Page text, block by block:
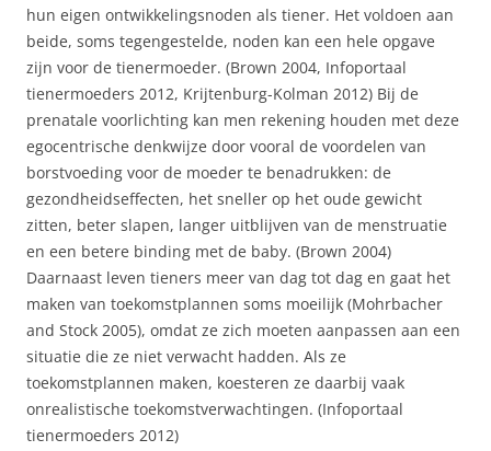
hun eigen ontwikkelingsnoden als tiener. Het voldoen aan
beide, soms tegengestelde, noden kan een hele opgave
zijn voor de tienermoeder. (Brown 2004, Infoportaal
tienermoeders 2012, Krijtenburg-Kolman 2012) Bij de
prenatale voorlichting kan men rekening houden met deze
egocentrische denkwijze door vooral de voordelen van
borstvoeding voor de moeder te benadrukken: de
gezondheidseffecten, het sneller op het oude gewicht
zitten, beter slapen, langer uitblijven van de menstruatie
en een betere binding met de baby. (Brown 2004)
Daarnaast leven tieners meer van dag tot dag en gaat het
maken van toekomstplannen soms moeilijk (Mohrbacher
and Stock 2005), omdat ze zich moeten aanpassen aan een
situatie die ze niet verwacht hadden. Als ze
toekomstplannen maken, koesteren ze daarbij vaak
onrealistische toekomstverwachtingen. (Infoportaal
tienermoeders 2012)